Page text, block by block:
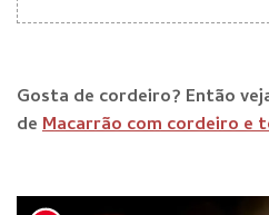
Gosta de cordeiro? Então
deMacarrão com cordeiro e